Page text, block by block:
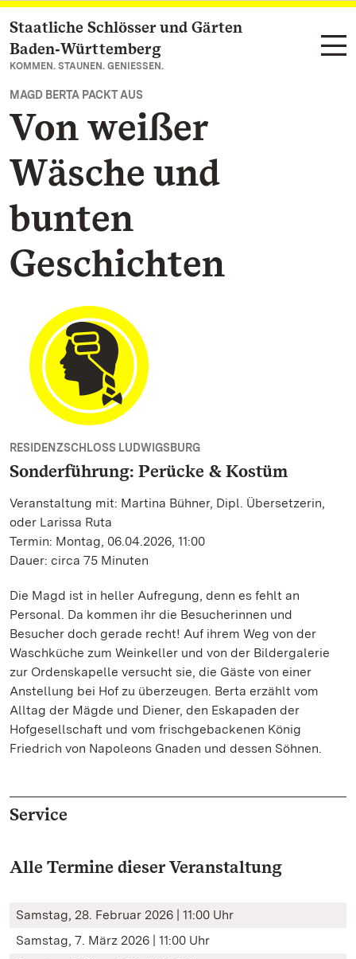
Zum Hauptinhalt springen
Staatliche Schlösser und Gärten
Baden‑Württemberg
KOMMEN. STAUNEN. GENIESSEN.
MAGD BERTA PACKT AUS
Von weißer
Wäsche und
bunten
Geschichten
RESIDENZSCHLOSS LUDWIGSBURG
Sonderführung: Perücke & Kostüm
Veranstaltung mit: Martina Bühner, Dipl. Übersetzerin,
oder Larissa Ruta
Termin: Montag, 06.04.2026, 11:00
Dauer: circa 75 Minuten
Die Magd ist in heller Aufregung, denn es fehlt an
Personal. Da kommen ihr die Besucherinnen und
Besucher doch gerade recht! Auf ihrem Weg von der
Waschküche zum Weinkeller und von der Bildergalerie
zur Ordenskapelle versucht sie, die Gäste von einer
Anstellung bei Hof zu überzeugen. Berta erzählt vom
Alltag der Mägde und Diener, den Eskapaden der
Hofgesellschaft und vom frischgebackenen König
Friedrich von Napoleons Gnaden und dessen Söhnen.
Service
Alle Termine dieser Veranstaltung
Samstag, 28. Februar 2026 | 11:00 Uhr
Samstag, 7. März 2026 | 11:00 Uhr